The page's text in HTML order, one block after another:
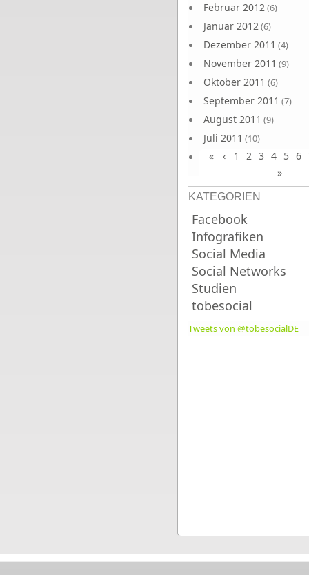
Februar 2012(6)
Januar 2012(6)
Dezember 2011 (4)
November 2011 (9)
Oktober 2011 (6)
September 2011 (7)
August 2011 (9)
Juli 2011 (10)
Juni 2011(9)
« ‹ 1 2 3 4 5 6
»
KATEGORIEN
Facebook
Infografiken
Social Media
Social Networks
Studien
tobesocial
Tweets von @tobesocialDE